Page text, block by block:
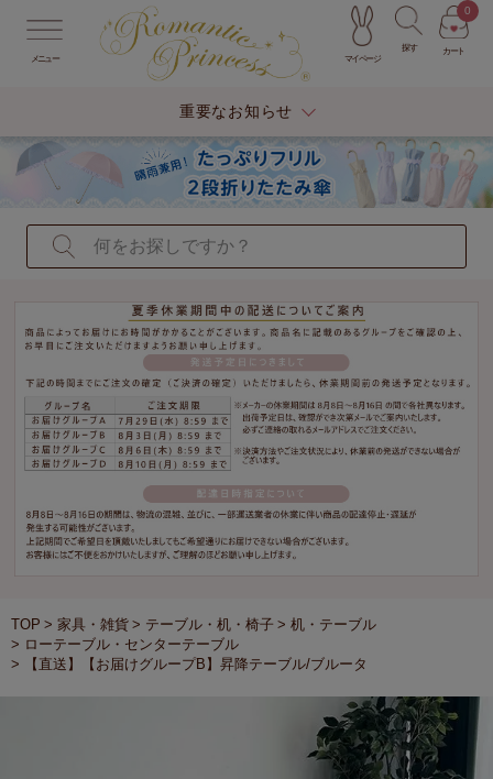
メニュー マイページ
探す カート
0
重要なお知らせ
TOP 家具・雑貨 テーブル・机・椅子
机・テーブル
ローテーブル・センターテーブル
【直送】【お届けグループB】昇降テーブル/ブルータ